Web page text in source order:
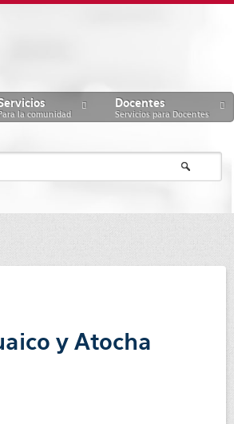
la comunidad
Docentes
Servicios para Docentes
y Atocha